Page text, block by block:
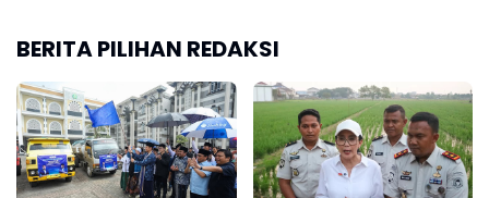
BERITA PILIHAN REDAKSI